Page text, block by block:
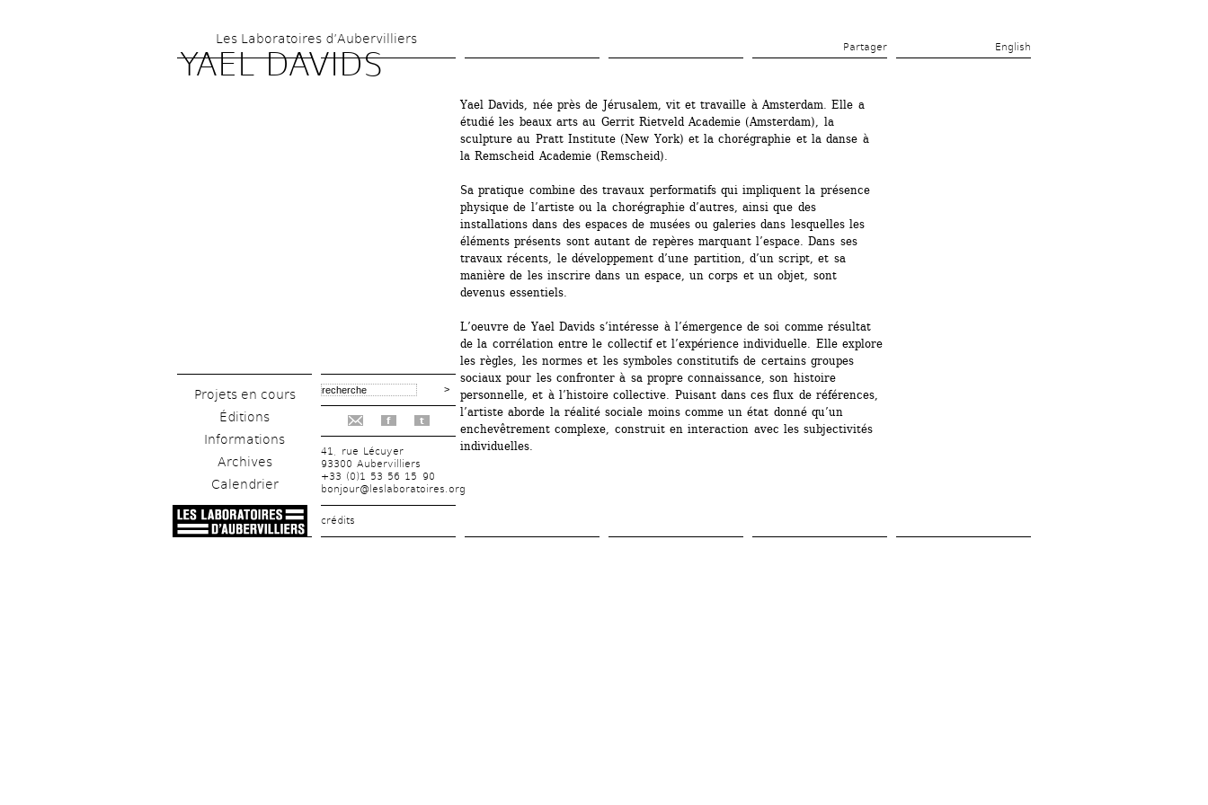
contenu
Les Laboratoires d’Aubervilliers
Partager English
YAEL DAVIDS
Projets en cours
Éditions
Informations
Archives
Calendrier
f t
41, rue Lécuyer
93300 Aubervilliers
+33 (0)1 53 56 15 90
bonjour@leslaboratoires.org
crédits
Yael Davids, née près de Jérusalem, vit et travaille à Amsterdam. Elle a
étudié les beaux arts au Gerrit Rietveld Academie (Amsterdam), la
sculpture au Pratt Institute (New York) et la chorégraphie et la danse à
la Remscheid Academie (Remscheid).
Sa pratique combine des travaux performatifs qui impliquent la présence
physique de l’artiste ou la chorégraphie d’autres, ainsi que des
installations dans des espaces de musées ou galeries dans lesquelles les
éléments présents sont autant de repères marquant l’espace. Dans ses
travaux récents, le développement d’une partition, d’un script, et sa
manière de les inscrire dans un espace, un corps et un objet, sont
devenus essentiels.
L’oeuvre de Yael Davids s’intéresse à l’émergence de soi comme résultat
de la corrélation entre le collectif et l’expérience individuelle. Elle explore
les règles, les normes et les symboles constitutifs de certains groupes
sociaux pour les confronter à sa propre connaissance, son histoire
personnelle, et à l’histoire collective. Puisant dans ces flux de références,
l’artiste aborde la réalité sociale moins comme un état donné qu’un
enchevêtrement complexe, construit en interaction avec les subjectivités
individuelles.